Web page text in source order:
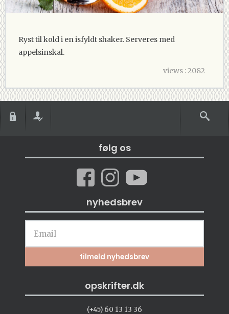
Ryst til kold i en isfyldt shaker. Serveres med
appelsinskal.
views : 2082
følg os
nyhedsbrev
opskrifter.dk
(+45) 60 13 13 36